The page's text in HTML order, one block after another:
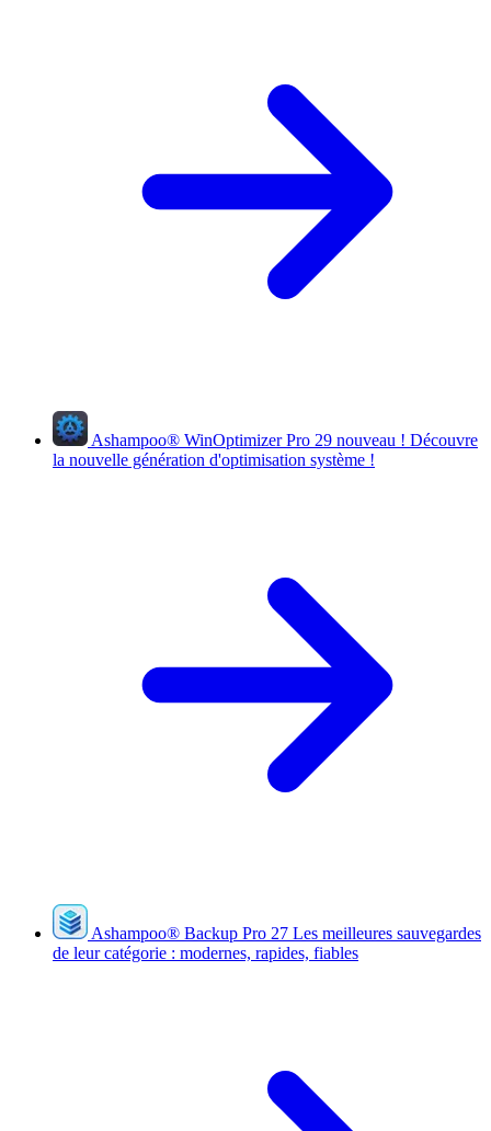
Ashampoo® WinOptimizer Pro 29 nouveau ! Découvre
la nouvelle génération d'optimisation système !
Ashampoo® Backup Pro 27 Les meilleures sauvegardes
de leur catégorie : modernes, rapides, fiables